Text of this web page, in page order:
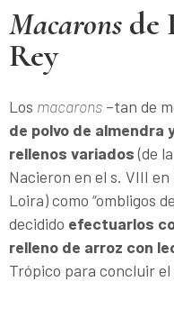
Macarons de
Rey
Los macarons –tan de
de polvo de almendra
rellenos variados(de
Nacieron en el s. VIII en
Loira) como “ombligos
decidido efectuarlos
relleno de arroz con
Trópico para concluir el